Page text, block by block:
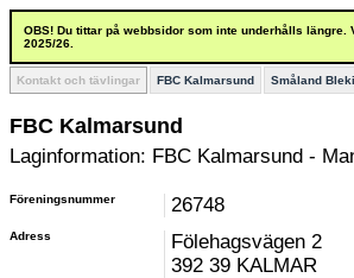
OBS! Du tittar på webbsidor som inte underhålls
2025/26.
Kontakt och tävlingar FBC Kalmarsund Småland
FBC Kalmarsund
Laginformation: FBC Kalmarsund -
Föreningsnummer 26748
Adress
Fölehagsvägen 2
392 39 KALMAR